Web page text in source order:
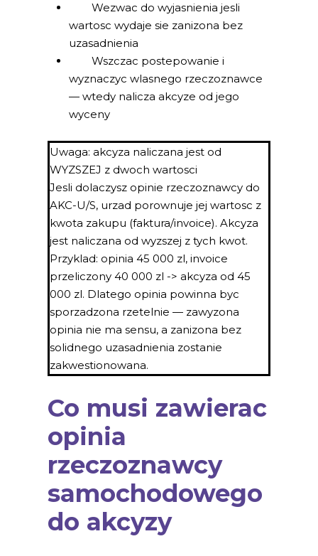
Wezwac do wyjasnienia jesli
wartosc wydaje sie zanizona bez
uzasadnienia
Wszczac postepowanie i
wyznaczyc wlasnego rzeczoznawce
— wtedy nalicza akcyze od jego
wyceny
Uwaga: akcyza naliczana jest od
WYZSZEJ z dwoch wartosci
Jesli dolaczysz opinie rzeczoznawcy do
AKC-U/S, urzad porownuje jej wartosc z
kwota zakupu (faktura/invoice). Akcyza
jest naliczana od wyzszej z tych kwot.
Przyklad: opinia 45 000 zl, invoice
przeliczony 40 000 zl -> akcyza od 45
000 zl. Dlatego opinia powinna byc
sporzadzona rzetelnie — zawyzona
opinia nie ma sensu, a zanizona bez
solidnego uzasadnienia zostanie
zakwestionowana.
Co musi zawierac
opinia
rzeczoznawcy
samochodowego
do akcyzy